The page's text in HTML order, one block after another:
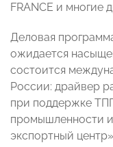
FRANCE и многие
Деловая
ожидается
состоится
России: драйвер
при поддержке
промышленности
экспортный